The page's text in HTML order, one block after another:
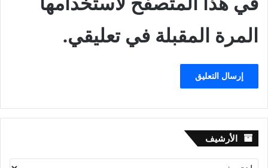
المرة المقبلة في تعليقي.
الأرشيف الأرشيف